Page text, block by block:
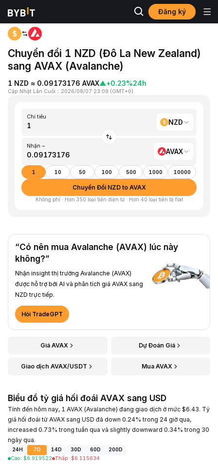
Đăng ký
Trang chủ
Chuyển đổi 1 NZD (Đô La New Zealand)
sang AVAX (Avalanche)
1 NZD ≈ 0.09173176 AVAX▲+0.23%24h
Cập Nhật Lần Cuối ： 2026/08/07 23:09 (GMT+0)
Chi tiêu
NZD
Nhận ~
AVAX
1 10 50 100 500 1000 10000
Chuyển Đổi NZD to AVAX
Không phí · Hơn 350 loại tiền điện tử · Hơn 40 loại tiền tệ fiat
“Có nên mua Avalanche (AVAX) lúc này
không?”
Nhận insight thị trường Avalanche (AVAX)
được hỗ trợ bởi AI và phân tích giá AVAX sang
NZD trực tiếp.
Hỏi TradeGPT
Giá AVAX Dự Đoán Giá
Giao dịch AVAX/USDT Mua AVAX
Biểu đồ tỷ giá hối đoái AVAX sang USD
Tính đến hôm nay, 1 AVAX (Avalanche) đang giao dịch ở mức $6.43. Tỷ
giá hối đoái từ AVAX sang USD đã down 0.24% trong 24 giờ qua,
increased 0.73% trong tuần qua và slightly downward 0.34% trong 30
ngày qua.
24H 7D 14D 30D 60D
200D
Cao: $6.919522 Thấp: $6.115634